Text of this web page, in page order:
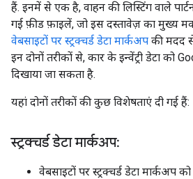
हैं. इनमें से एक है, वाहन की लिस्टिंग वाले
गई फ़ीड फ़ाइलें, जो इस दस्तावेज़ का मुख्य
वेबसाइटों पर स्ट्रक्चर्ड डेटा मार्कअप की मदद
इन दोनों तरीकों से, कार के इन्वेंट्री डेटा को
दिखाया जा सकता है.
यहां दोनों तरीकों की कुछ विशेषताएं दी गई हैं:
स्ट्रक्चर्ड डेटा मार्कअप:
वेबसाइटों पर स्ट्रक्चर्ड डेटा मार्कअप